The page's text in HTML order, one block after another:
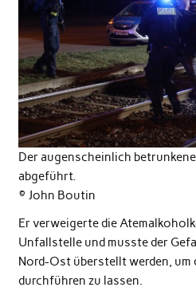
Der augenscheinlich
abgeführt.
© John Boutin
Er verweigerte die
Unfallstelle und musste der
Nord-Ost überstellt werden,
durchführen zu lassen.